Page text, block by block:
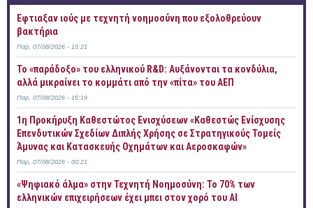
Έφτιαξαν ιούς με τεχνητή νοημοσύνη που εξολοθρεύουν
βακτήρια
Παρ, 07/08/2026 - 15:21
Το «παράδοξο» του ελληνικού R&D: Αυξάνονται τα κονδύλια,
αλλά μικραίνει το κομμάτι από την «πίτα» του ΑΕΠ
Παρ, 07/08/2026 - 15:19
1η Προκήρυξη Καθεστώτος Ενισχύσεων «Καθεστώς Ενίσχυσης
Επενδυτικών Σχεδίων Διπλής Χρήσης σε Στρατηγικούς Τομείς
Άμυνας και Κατασκευής Οχημάτων και Αεροσκαφών»
Παρ, 07/08/2026 - 00:21
«Ψηφιακό άλμα» στην Τεχνητή Νοημοσύνη: Το 70% των
ελληνικών επιχειρήσεων έχει μπει στον χορό του AI